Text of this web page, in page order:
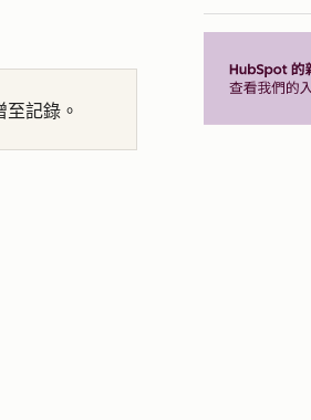
記錄。